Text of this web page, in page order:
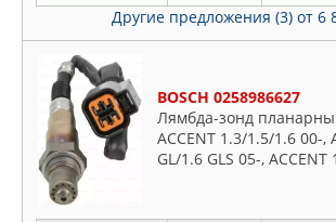
Другие предложения (3) от 6
BOSCH 0258986627
Лямбда-зонд
ACCENT 1.3/1.5/1.6 00-,
GL/1.6 GLS 05-,